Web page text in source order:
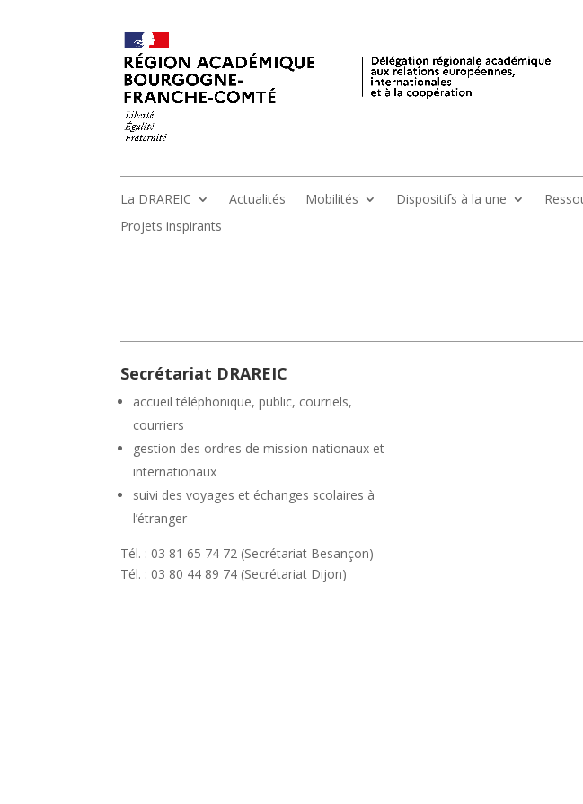
La DRAREIC Actualités Mobilités Dispositifs à la une
Projets inspirants
Secrétariat DRAREIC
accueil téléphonique, public, courriels,
courriers
gestion des ordres de mission nationaux et
internationaux
suivi des voyages et échanges scolaires à
l’étranger
Tél. : 03 81 65 74 72 (Secrétariat Besançon)
Tél. : 03 80 44 89 74 (Secrétariat Dijon)